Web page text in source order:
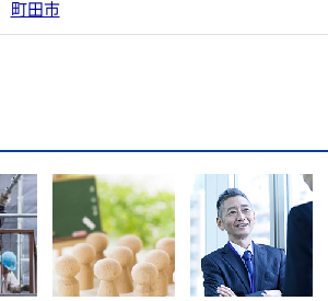
町田市